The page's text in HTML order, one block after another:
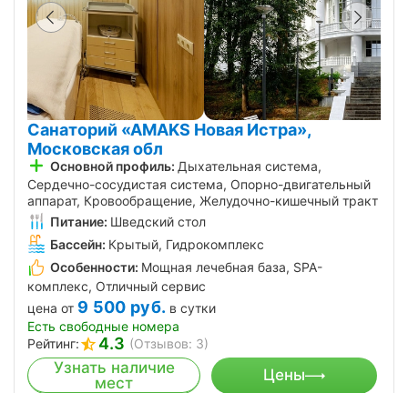
Санаторий «АMAKS Новая Истра»,
Московская обл
Основной профиль: Дыхательная система,
Сердечно-сосудистая система, Опорно-двигательный
аппарат, Кровообращение, Желудочно-кишечный тракт
Питание: Шведский стол
Бассейн: Крытый, Гидрокомплекс
Особенности: Мощная лечебная база, SPA-
комплекс, Отличный сервис
цена от 9 500 руб. в сутки
Есть свободные номера
Рейтинг:
4.3 (Отзывов: 3)
Узнать наличие
мест
Цены